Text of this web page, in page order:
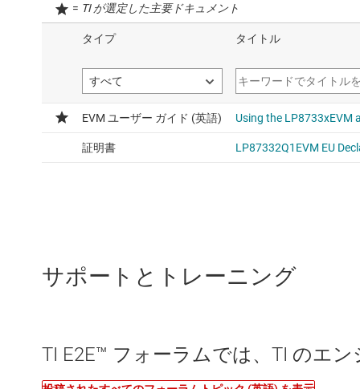
= TI が選定した主要ドキュメント
サポートとトレーニング
TI E2E™ フォーラムでは、TI のエ